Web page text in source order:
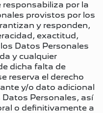
responsabiliza por la
provistos por los
y responden,
exactitud,
Datos Personales
y cualquier
dicha falta de
reserva el derecho
y/o dato adicional
Personales, así
o definitivamente a